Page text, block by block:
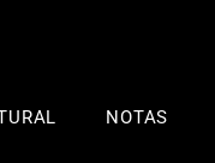
NOTAS